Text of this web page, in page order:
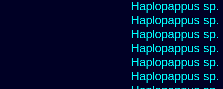
Haplopappus sp.
Haplopappus sp.
Haplopappus sp.
Haplopappus sp.
Haplopappus sp.
Haplopappus sp.